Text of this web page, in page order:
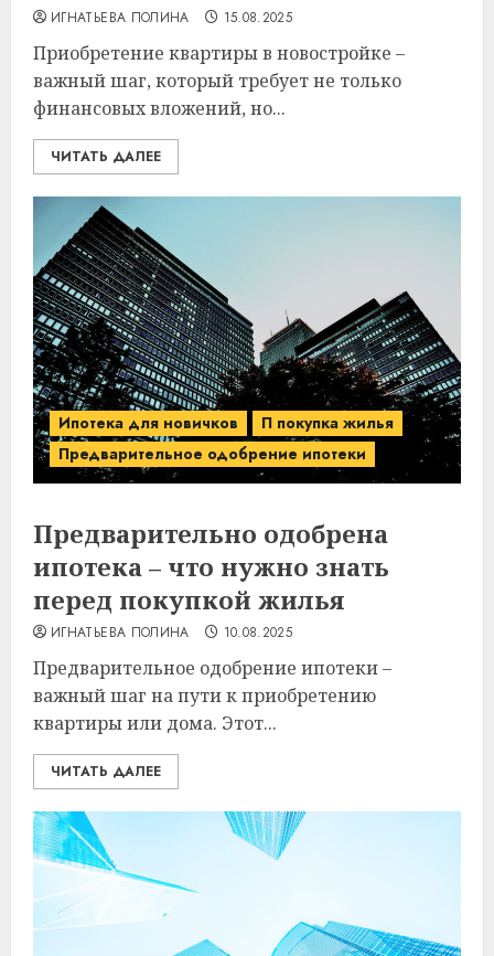
ИГНАТЬЕВА ПОЛИНА 15.08.2025
Приобретение квартиры в новостройке –
важный шаг, который требует не только
финансовых вложений, но...
ЧИТАТЬ ДАЛЕЕ
Ипотека для новичков
П покупка жилья
Предварительное одобрение ипотеки
Предварительно одобрена
ипотека – что нужно знать
перед покупкой жилья
ИГНАТЬЕВА ПОЛИНА 10.08.2025
Предварительное одобрение ипотеки –
важный шаг на пути к приобретению
квартиры или дома. Этот...
ЧИТАТЬ ДАЛЕЕ